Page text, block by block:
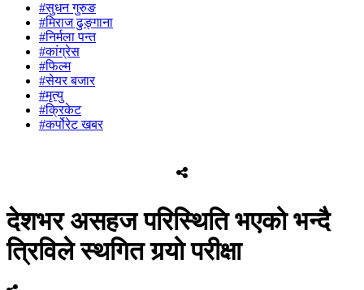
#सुधन गुरुङ
#मिराज ढुङ्गाना
#निर्मला पन्त
#कांग्रेस
#फिल्म
#सेयर बजार
#मृत्यु
#क्रिकेट
#कर्पोरेट खबर
देशभर असहज परिस्थिति भएको भन्दै
त्रिविले स्थगित गर्‍यो परीक्षा